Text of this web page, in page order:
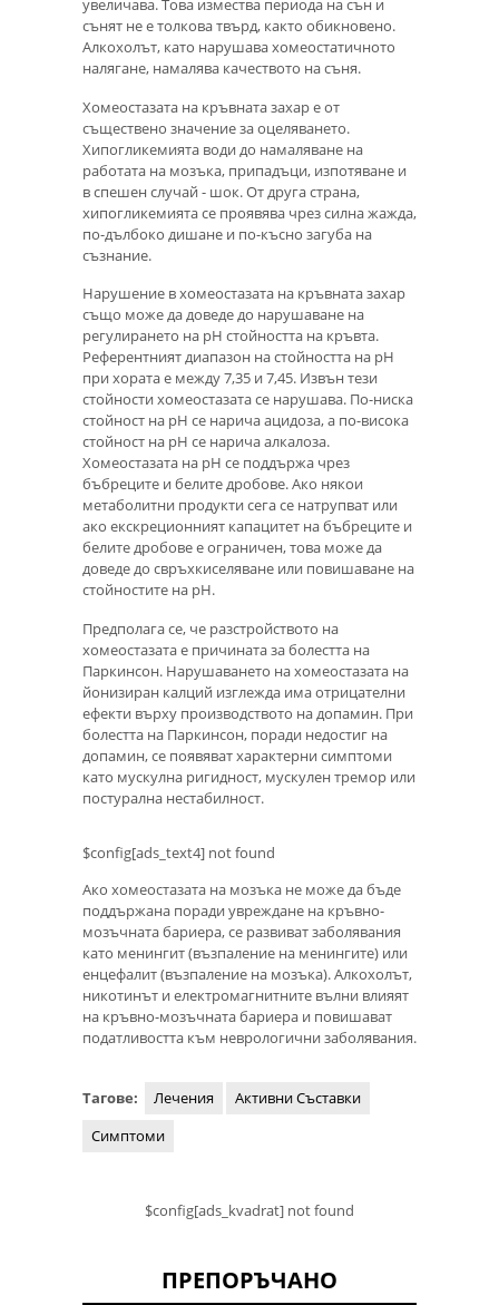
увеличава. Това измества периода на сън и
сънят не е толкова твърд, както обикновено.
Алкохолът, като нарушава хомеостатичното
налягане, намалява качеството на съня.
Хомеостазата на кръвната захар е от
съществено значение за оцеляването.
Хипогликемията води до намаляване на
работата на мозъка, припадъци, изпотяване и
в спешен случай - шок. От друга страна,
хипогликемията се проявява чрез силна жажда,
по-дълбоко дишане и по-късно загуба на
съзнание.
Нарушение в хомеостазата на кръвната захар
също може да доведе до нарушаване на
регулирането на рН стойността на кръвта.
Референтният диапазон на стойността на pH
при хората е между 7,35 и 7,45. Извън тези
стойности хомеостазата се нарушава. По-ниска
стойност на рН се нарича ацидоза, а по-висока
стойност на рН се нарича алкалоза.
Хомеостазата на pH се поддържа чрез
бъбреците и белите дробове. Ако някои
метаболитни продукти сега се натрупват или
ако екскреционният капацитет на бъбреците и
белите дробове е ограничен, това може да
доведе до свръхкиселяване или повишаване на
стойностите на рН.
Предполага се, че разстройството на
хомеостазата е причината за болестта на
Паркинсон. Нарушаването на хомеостазата на
йонизиран калций изглежда има отрицателни
ефекти върху производството на допамин. При
болестта на Паркинсон, поради недостиг на
допамин, се появяват характерни симптоми
като мускулна ригидност, мускулен тремор или
постурална нестабилност.
$config[ads_text4] not found
Ако хомеостазата на мозъка не може да бъде
поддържана поради увреждане на кръвно-
мозъчната бариера, се развиват заболявания
като менингит (възпаление на менингите) или
енцефалит (възпаление на мозъка). Алкохолът,
никотинът и електромагнитните вълни влияят
на кръвно-мозъчната бариера и повишават
податливостта към неврологични заболявания.
Тагове: Лечения
Активни Съставки
Симптоми
$config[ads_kvadrat] not found
ПРЕПОРЪЧАНО